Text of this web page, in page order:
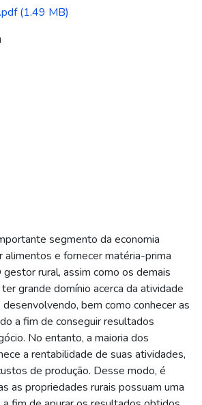
(1.49 MB)
segmento da economia
alimentos e fornecer matéria-prima
gestor rural, assim como os demais
grande domínio acerca da atividade
bem como conhecer as
a fim de conseguir resultados
No entanto, a maioria dos
a rentabilidade de suas atividades,
de produção. Desse modo, é
as propriedades rurais possuam uma